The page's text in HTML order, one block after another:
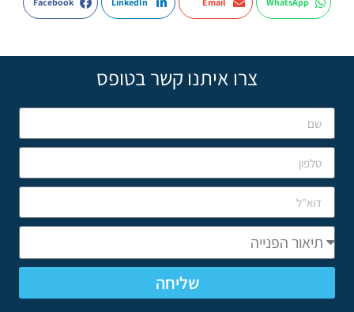
צרו איתנו קשר בטופס
שליחה